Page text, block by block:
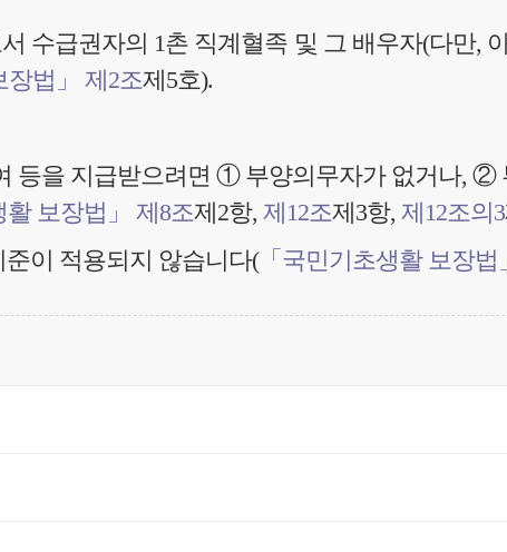
수급권자의 1촌 직계혈족 및 그 배우자(다만,
법」 제2조제5호).
등을 지급받으려면 ① 부양의무자가 없거나,
보장법」 제8조제2항, 제12조제3항, 제12조의3
이 적용되지 않습니다(「국민기초생활 보장법